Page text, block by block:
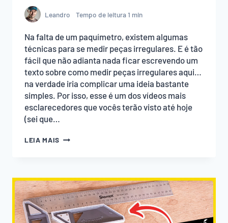
Leandro Tempo de leitura1 min
Na falta de um paquímetro, existem algumas
técnicas para se medir peças irregulares. E é tão
fácil que não adianta nada ficar escrevendo um
texto sobre como medir peças irregulares aqui…
na verdade iria complicar uma ideia bastante
simples. Por isso, esse é um dos vídeos mais
esclarecedores que vocês terão visto até hoje
(sei que…
LEIA MAIS COMO